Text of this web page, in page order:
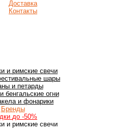
Доставка
Контакты
и римские свечи
шары
и петарды
и бенгальские огни
и фонарики
Бренды
до -50%
и римские свечи